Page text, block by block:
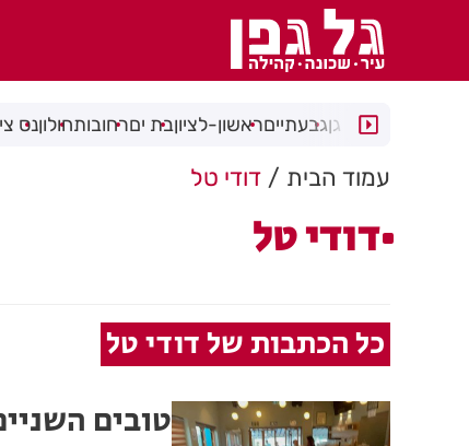
רמת גןגבעתייםראשון-לציוןבת יםרחובותחולוןנס
עמוד הבית דודי טל
דודי טל
כל הכתבות של דודי טל
טובים